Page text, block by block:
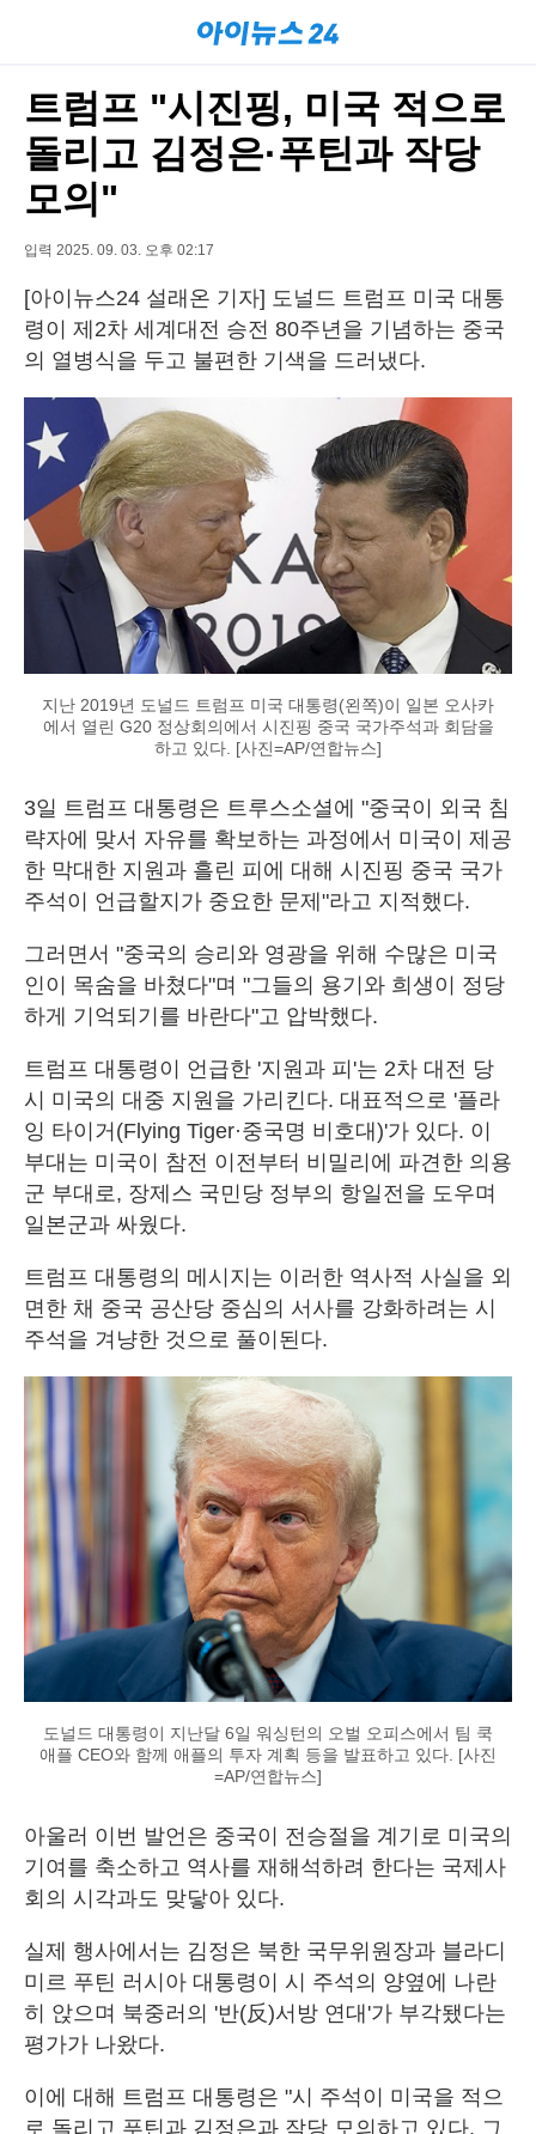
트럼프 "시진핑, 미국 적으로
돌리고 김정은·푸틴과 작당
모의"
입력 2025. 09. 03. 오후 02:17
[아이뉴스24 설래온 기자] 도널드 트럼프 미국 대통
령이 제2차 세계대전 승전 80주년을 기념하는 중국
의 열병식을 두고 불편한 기색을 드러냈다.
지난 2019년 도널드 트럼프 미국 대통령(왼쪽)이 일본 오사카
에서 열린 G20 정상회의에서 시진핑 중국 국가주석과 회담을
하고 있다. [사진=AP/연합뉴스]
3일 트럼프 대통령은 트루스소셜에 "중국이 외국 침
략자에 맞서 자유를 확보하는 과정에서 미국이 제공
한 막대한 지원과 흘린 피에 대해 시진핑 중국 국가
주석이 언급할지가 중요한 문제"라고 지적했다.
그러면서 "중국의 승리와 영광을 위해 수많은 미국
인이 목숨을 바쳤다"며 "그들의 용기와 희생이 정당
하게 기억되기를 바란다"고 압박했다.
트럼프 대통령이 언급한 '지원과 피'는 2차 대전 당
시 미국의 대중 지원을 가리킨다. 대표적으로 '플라
잉 타이거(Flying Tiger·중국명 비호대)'가 있다. 이
부대는 미국이 참전 이전부터 비밀리에 파견한 의용
군 부대로, 장제스 국민당 정부의 항일전을 도우며
일본군과 싸웠다.
트럼프 대통령의 메시지는 이러한 역사적 사실을 외
면한 채 중국 공산당 중심의 서사를 강화하려는 시
주석을 겨냥한 것으로 풀이된다.
도널드 대통령이 지난달 6일 워싱턴의 오벌 오피스에서 팀 쿡
애플 CEO와 함께 애플의 투자 계획 등을 발표하고 있다. [사진
=AP/연합뉴스]
아울러 이번 발언은 중국이 전승절을 계기로 미국의
기여를 축소하고 역사를 재해석하려 한다는 국제사
회의 시각과도 맞닿아 있다.
실제 행사에서는 김정은 북한 국무위원장과 블라디
미르 푸틴 러시아 대통령이 시 주석의 양옆에 나란
히 앉으며 북중러의 '반(反)서방 연대'가 부각됐다는
평가가 나왔다.
이에 대해 트럼프 대통령은 "시 주석이 미국을 적으
로 돌리고 푸틴과 김정은과 작당 모의하고 있다. 그